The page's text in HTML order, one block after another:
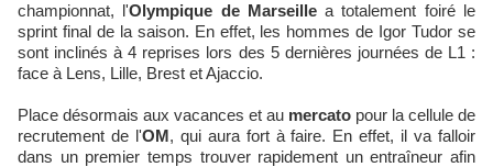
championnat, l'Olympique de Marseillea totalement foiré le
sprint final de la saison. En effet, les hommes de Igor Tudor se
sont inclinés à 4 reprises lors des 5 dernières journées de L1 :
face à Lens, Lille, Brest et Ajaccio.
Place désormais aux vacances et au mercato pour la cellule de
recrutement de l'OM, qui aura fort à faire. En effet, il va falloir
dans un premier temps trouver rapidement un entraîneur afin